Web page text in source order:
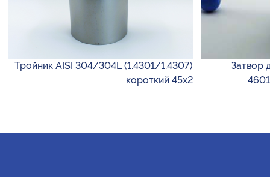
Тройник AISI 304/304L (1.4301/1.4307)
короткий 45х2
Затвор